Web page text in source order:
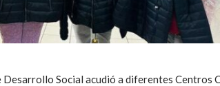
Desarrollo Social acudió a diferentes Centros